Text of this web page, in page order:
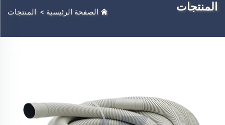
المنتجات الصفحة الرئيسية > المنتجات